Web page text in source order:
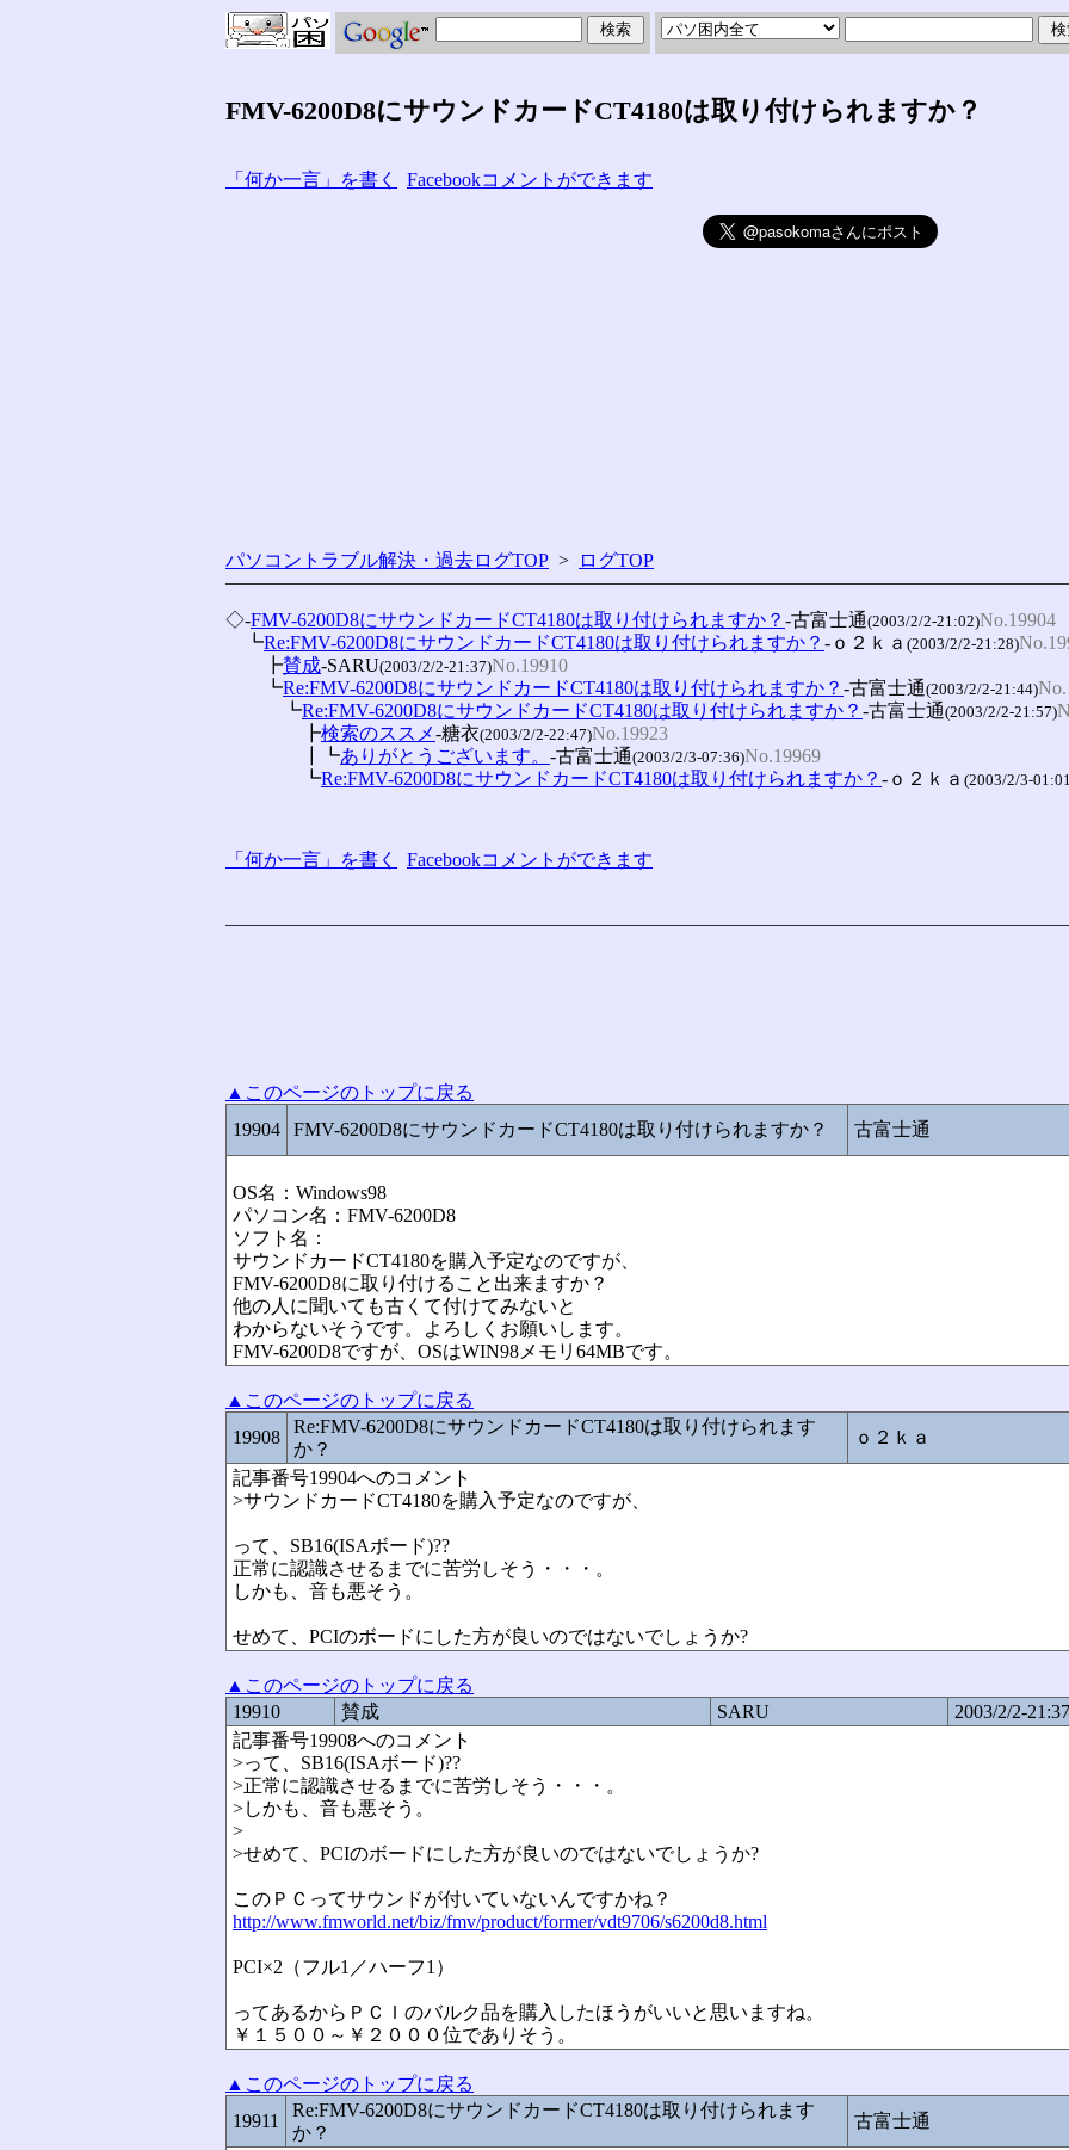
FMV-6200D8にサウンドカードCT4180は取り付けられますか？
「何か一言」を書く Facebookコメントができます
パソコントラブル解決・過去ログTOP > ログTOP
◇-FMV-6200D8にサウンドカードCT4180は取り付けられますか？ -古富士通(2003/2/2-21:02)No.19904
┗Re:FMV-6200D8にサウンドカードCT4180は取り付けられますか？ -ｏ２ｋａ (2003/2/2-21:28)
┣賛成-SARU(2003/2/2-21:37)No.19910
┗Re:FMV-6200D8にサウンドカードCT4180は取り付けられますか？ -古富士通(2003/2/2-21:44)
┗Re:FMV-6200D8にサウンドカードCT4180は取り付けられますか？ -古富士通(2003/2/2-21:57)
┣検索のススメ-糖衣(2003/2/2-22:47)No.19923
┃┗ありがとうございます。 -古富士通(2003/2/3-07:36)No.19969
┗Re:FMV-6200D8にサウンドカードCT4180は取り付けられますか？ -ｏ２ｋａ (2003/2/3-
「何か一言」を書く Facebookコメントができます
▲このページのトップに戻る
19904
FMV-6200D8にサウンドカードCT4180は取り付けられますか？ 古富士通
OS名：Windows98
パソコン名：FMV-6200D8
ソフト名：
サウンドカードCT4180を購入予定なのですが、
FMV-6200D8に取り付けること出来ますか？
他の人に聞いても古くて付けてみないと
わからないそうです。よろしくお願いします。
FMV-6200D8ですが、OSはWIN98メモリ64MBです。
▲このページのトップに戻る
19908
Re:FMV-6200D8にサウンドカードCT4180は取り付けられます
か？
ｏ２ｋａ
記事番号19904へのコメント
>サウンドカードCT4180を購入予定なのですが、
って、SB16(ISAボード)??
正常に認識させるまでに苦労しそう・・・。
しかも、音も悪そう。
せめて、PCIのボードにした方が良いのではないでしょうか?
▲このページのトップに戻る
19910
賛成 SARU
2003/2/2-21:37
記事番号19908へのコメント
>って、SB16(ISAボード)??
>正常に認識させるまでに苦労しそう・・・。
>しかも、音も悪そう。
>
>せめて、PCIのボードにした方が良いのではないでしょうか?
このＰＣってサウンドが付いていないんですかね？
http://www.fmworld.net/biz/fmv/product/former/vdt9706/s6200d8.html
PCI×2（フル1／ハーフ1）
ってあるからＰＣＩのバルク品を購入したほうがいいと思いますね。
￥１５００～￥２０００位でありそう。
▲このページのトップに戻る
19911
Re:FMV-6200D8にサウンドカードCT4180は取り付けられます
か？
古富士通